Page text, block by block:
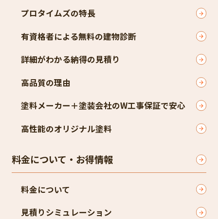
プロタイムズの特長
有資格者による無料の建物診断
詳細がわかる納得の見積り
高品質の理由
塗料メーカー＋塗装会社のW工事保証で安心
高性能のオリジナル塗料
料金について・お得情報
料金について
見積りシミュレーション